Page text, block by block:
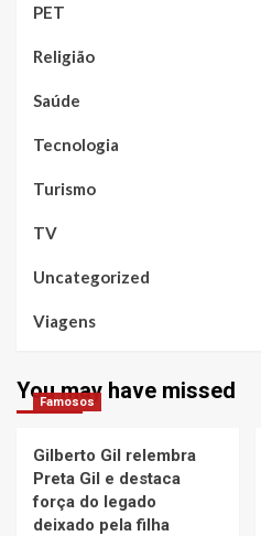
PET
Religião
Saúde
Tecnologia
Turismo
TV
Uncategorized
Viagens
You may have missed
Famosos
Gilberto Gil relembra
Preta Gil e destaca
força do legado
deixado pela filha